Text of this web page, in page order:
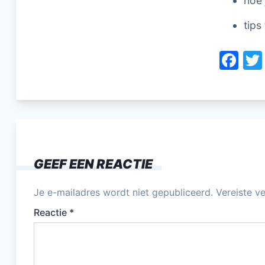
tips
F
c
k
GEEF EEN REACTIE
Je e-mailadres wordt niet gepubliceerd. Vereiste
Reactie *